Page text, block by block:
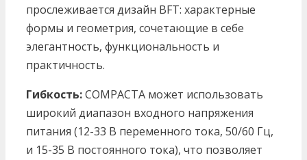
прослеживается дизайн BFT: характерные
формы и геометрия, сочетающие в себе
элегантность, функциональность и
практичность.
Гибкость:COMPACTA может использовать
широкий диапазон входного напряжения
питания (12-33 В переменного тока, 50/60 Гц,
и 15-35 В постоянного тока), что позволяет